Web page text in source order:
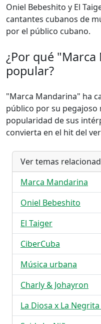
Oniel Bebeshito y El
cantantes cubanos de
por el público cubano.
¿Por qué
popular?
"Marca Mandarina" ha
público por su
popularidad de sus
convierta en el hit del
Ver temas
Marca Mandarina
Oniel Bebeshito
El Taiger
CiberCuba
Música urbana
Charly & Johayron
La Diosa x La